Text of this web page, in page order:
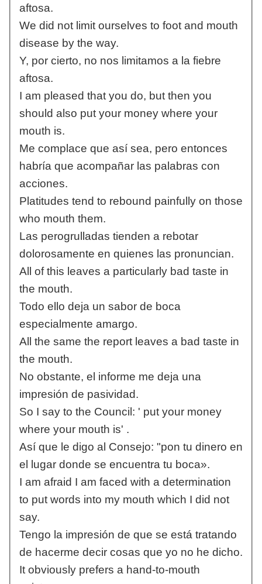
aftosa.
We did not limit ourselves to foot and mouth
disease by the way.
Y, por cierto, no nos limitamos a la fiebre
aftosa.
I am pleased that you do, but then you
should also put your money where your
mouth is.
Me complace que así sea, pero entonces
habría que acompañar las palabras con
acciones.
Platitudes tend to rebound painfully on those
who mouth them.
Las perogrulladas tienden a rebotar
dolorosamente en quienes las pronuncian.
All of this leaves a particularly bad taste in
the mouth.
Todo ello deja un sabor de boca
especialmente amargo.
All the same the report leaves a bad taste in
the mouth.
No obstante, el informe me deja una
impresión de pasividad.
So I say to the Council: ' put your money
where your mouth is' .
Así que le digo al Consejo: "pon tu dinero en
el lugar donde se encuentra tu boca».
I am afraid I am faced with a determination
to put words into my mouth which I did not
say.
Tengo la impresión de que se está tratando
de hacerme decir cosas que yo no he dicho.
It obviously prefers a hand-to-mouth